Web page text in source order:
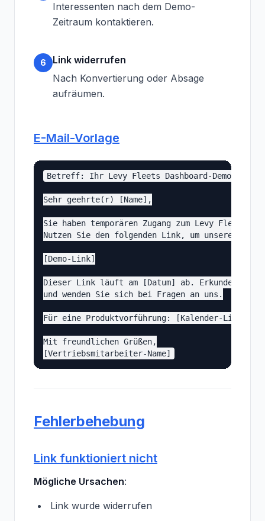
Interessenten nach dem Demo-
Zeitraum kontaktieren.
6
Link widerrufen
Nach Konvertierung oder Absage
aufräumen.
E-Mail-Vorlage
Betreff: Ihr Levy Fleets Dashboard-Demo-Zugang
Sehr geehrte(r) [Name],
Sie haben temporären Zugang zum Levy Fleets-
Nutzen Sie den folgenden Link, um unsere
[Demo-Link]
Dieser Link läuft am [Datum] ab. Erkunden Sie
und wenden Sie sich bei Fragen an uns.
Für eine Produktvorführung: [Kalender-Link]
Mit freundlichen Grüßen,
Fehlerbehebung
Link funktioniert nicht
Mögliche Ursachen:
Link wurde widerrufen